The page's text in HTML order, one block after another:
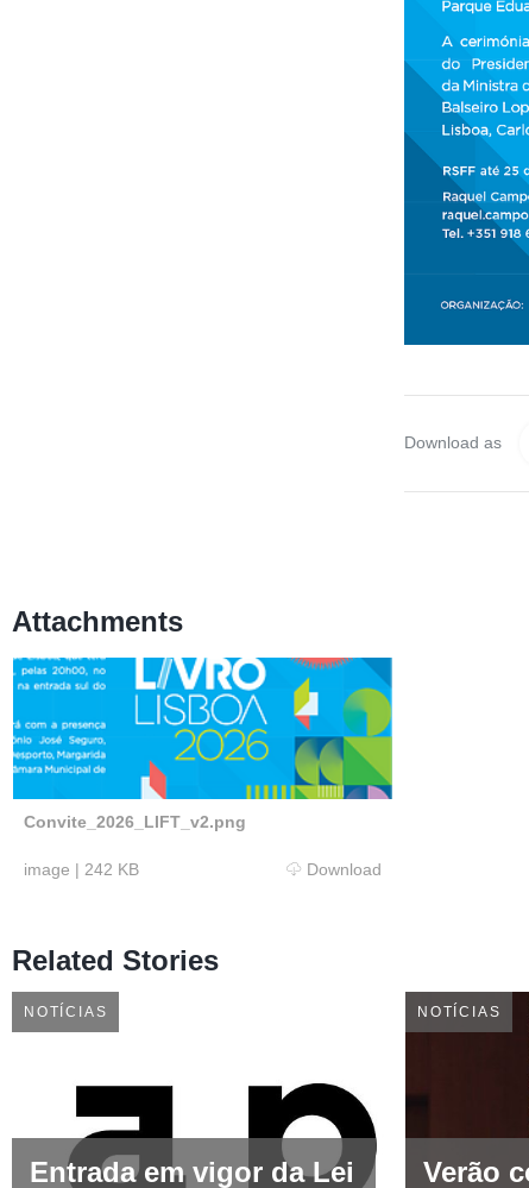
Download as
Attachments
Convite_2026_LIFT_v2.png
image | 242 KB Download
Related Stories
NOTÍCIAS
Entrada em vigor da Lei
NOTÍCIAS
Verão